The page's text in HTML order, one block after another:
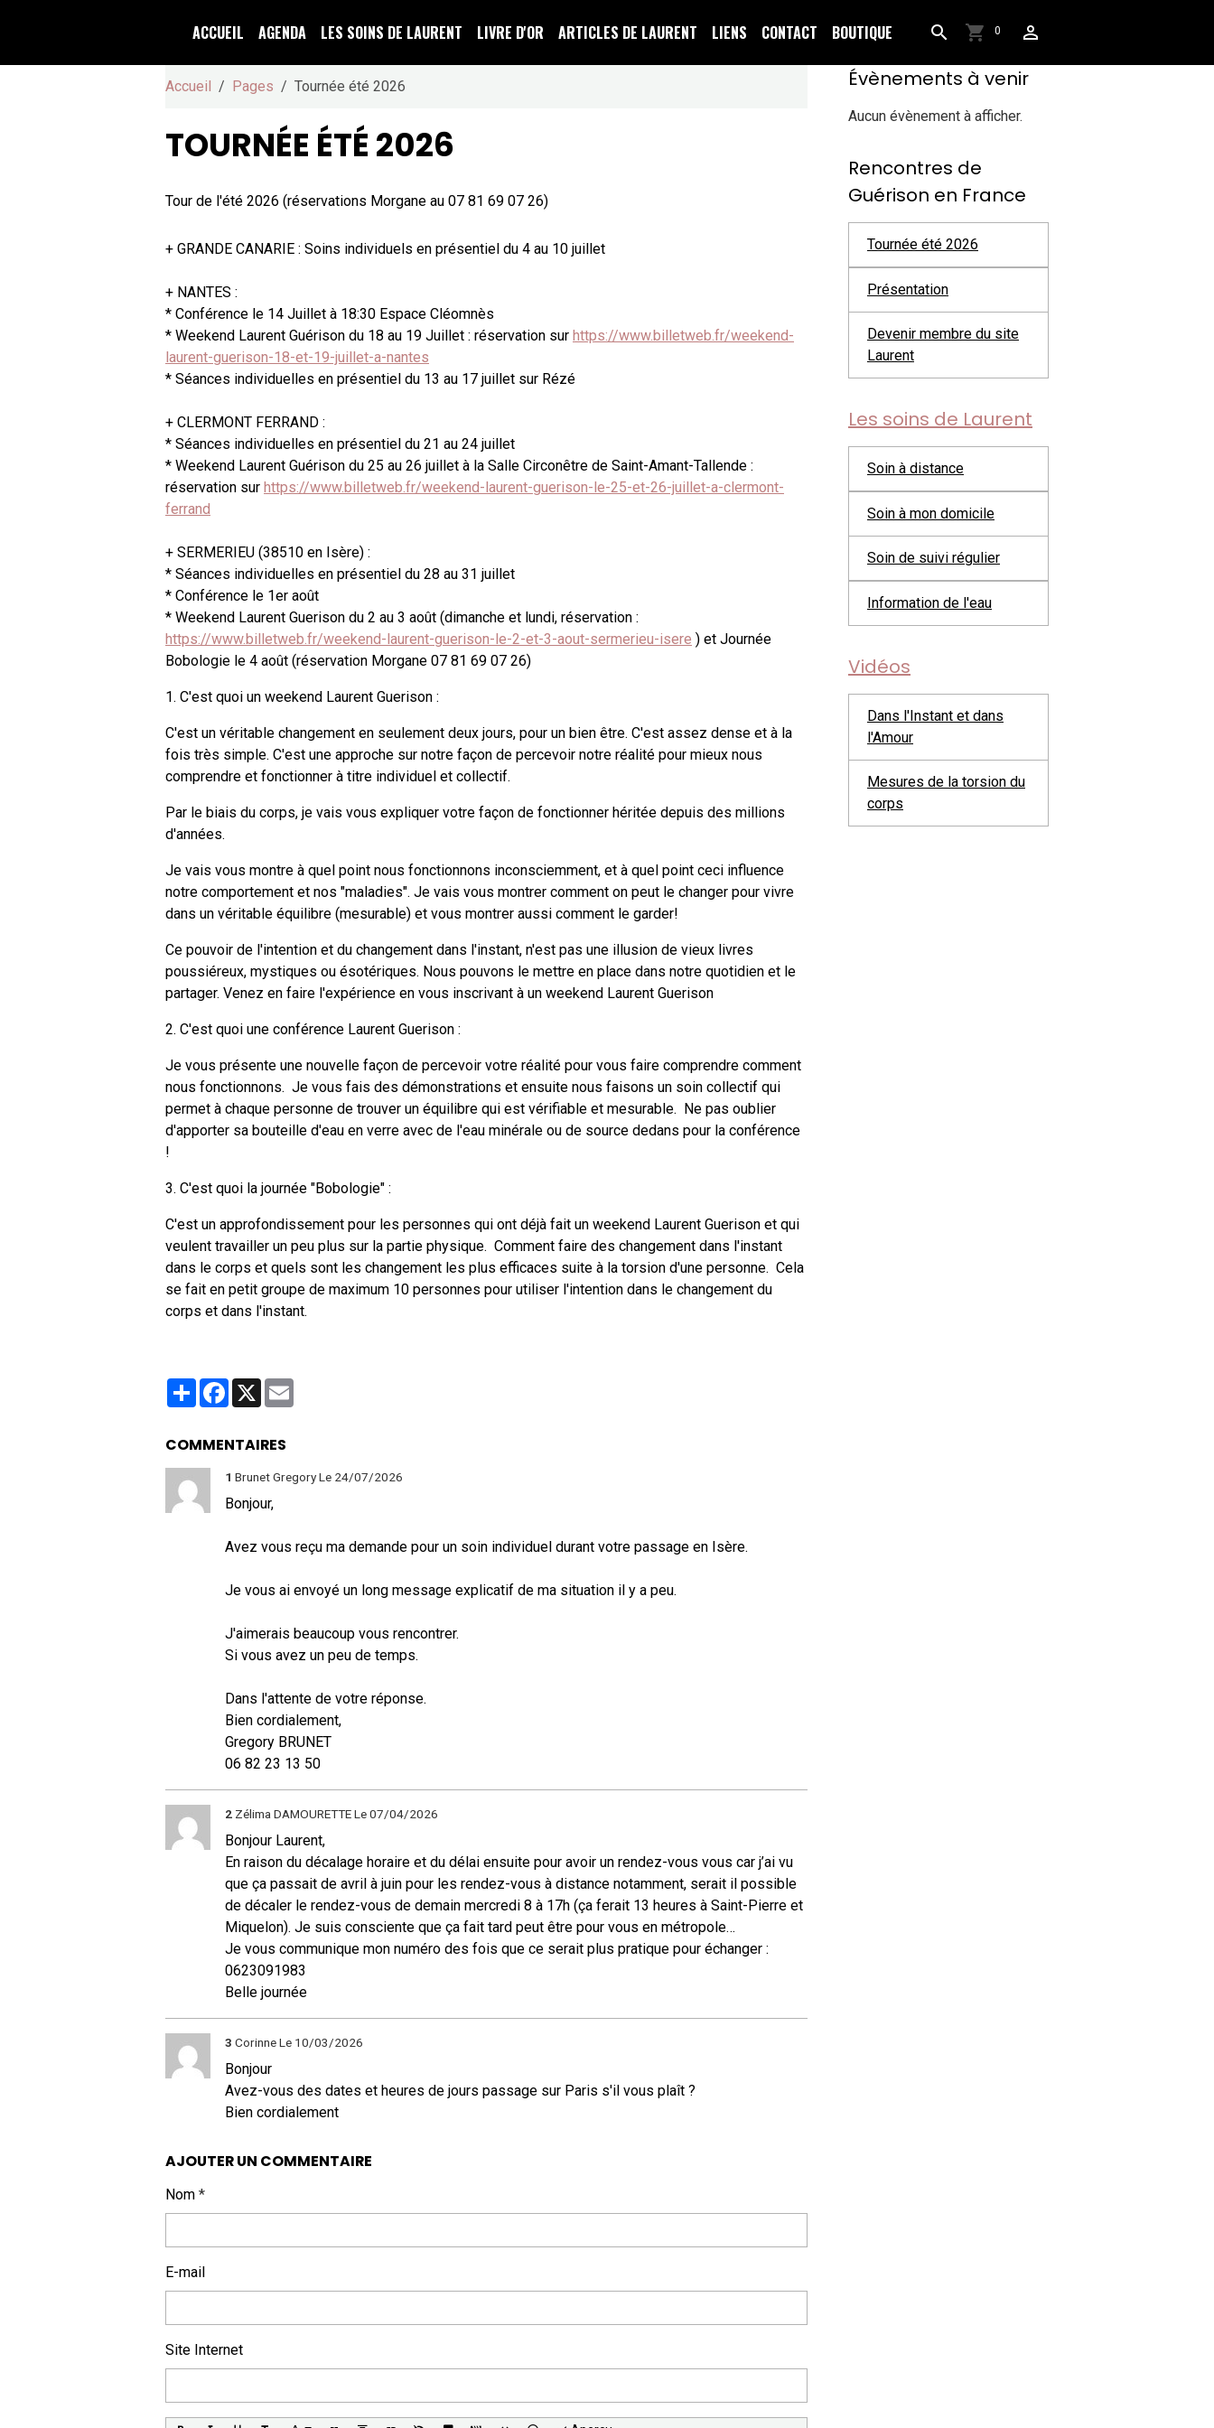
ACCUEIL AGENDA LES SOINS DE LAURENT LIVRE D'OR ARTICLES DE LAURENT LIENS CONTACT BOUTIQUE 0
Accueil Pages Tournée été 2026
TOURNÉE ÉTÉ 2026
Tour de l'été 2026 (réservations Morgane au 07 81 69 07 26)
+ GRANDE CANARIE : Soins individuels en présentiel du 4 au 10 juillet
+ NANTES :
* Conférence le 14 Juillet à 18:30 Espace Cléomnès
* Weekend Laurent Guérison du 18 au 19 Juillet : réservation sur https://www.billetweb.fr/weekend-
laurent-guerison-18-et-19-juillet-a-nantes
* Séances individuelles en présentiel du 13 au 17 juillet sur Rézé
+ CLERMONT FERRAND :
* Séances individuelles en présentiel du 21 au 24 juillet
* Weekend Laurent Guérison du 25 au 26 juillet à la Salle Circonêtre de Saint-Amant-Tallende :
réservation sur https://www.billetweb.fr/weekend-laurent-guerison-le-25-et-26-juillet-a-clermont-
ferrand
+ SERMERIEU (38510 en Isère) :
* Séances individuelles en présentiel du 28 au 31 juillet
* Conférence le 1er août
* Weekend Laurent Guerison du 2 au 3 août (dimanche et lundi, réservation :
https://www.billetweb.fr/weekend-laurent-guerison-le-2-et-3-aout-sermerieu-isere ) et Journée
Bobologie le 4 août (réservation Morgane 07 81 69 07 26)
1. C'est quoi un weekend Laurent Guerison :
C'est un véritable changement en seulement deux jours, pour un bien être. C'est assez dense et à la
fois très simple. C'est une approche sur notre façon de percevoir notre réalité pour mieux nous
comprendre et fonctionner à titre individuel et collectif.
Par le biais du corps, je vais vous expliquer votre façon de fonctionner héritée depuis des millions
d'années.
Je vais vous montre à quel point nous fonctionnons inconsciemment, et à quel point ceci influence
notre comportement et nos "maladies". Je vais vous montrer comment on peut le changer pour vivre
dans un véritable équilibre (mesurable) et vous montrer aussi comment le garder!
Ce pouvoir de l'intention et du changement dans l'instant, n'est pas une illusion de vieux livres
poussiéreux, mystiques ou ésotériques. Nous pouvons le mettre en place dans notre quotidien et le
partager. Venez en faire l'expérience en vous inscrivant à un weekend Laurent Guerison
2. C'est quoi une conférence Laurent Guerison :
Je vous présente une nouvelle façon de percevoir votre réalité pour vous faire comprendre comment
nous fonctionnons. Je vous fais des démonstrations et ensuite nous faisons un soin collectif qui
permet à chaque personne de trouver un équilibre qui est vérifiable et mesurable. Ne pas oublier
d'apporter sa bouteille d'eau en verre avec de l'eau minérale ou de source dedans pour la conférence
!
3. C'est quoi la journée "Bobologie" :
C'est un approfondissement pour les personnes qui ont déjà fait un weekend Laurent Guerison et qui
veulent travailler un peu plus sur la partie physique. Comment faire des changement dans l'instant
dans le corps et quels sont les changement les plus efficaces suite à la torsion d'une personne. Cela
se fait en petit groupe de maximum 10 personnes pour utiliser l'intention dans le changement du
corps et dans l'instant.
PartagerFacebook
X
COMMENTAIRES
1 Brunet GregoryLe 24/07/2026
Bonjour,
Avez vous reçu ma demande pour un soin individuel durant votre passage en Isère.
Je vous ai envoyé un long message explicatif de ma situation il y a peu.
J'aimerais beaucoup vous rencontrer.
Si vous avez un peu de temps.
Dans l'attente de votre réponse.
Bien cordialement,
Gregory BRUNET
06 82 23 13 50
2 Zélima DAMOURETTELe 07/04/2026
Bonjour Laurent,
En raison du décalage horaire et du délai ensuite pour avoir un rendez-vous vous car j’ai vu
que ça passait de avril à juin pour les rendez-vous à distance notamment, serait il possible
de décaler le rendez-vous de demain mercredi 8 à 17h (ça ferait 13 heures à Saint-Pierre et
Miquelon). Je suis consciente que ça fait tard peut être pour vous en métropole…
Je vous communique mon numéro des fois que ce serait plus pratique pour échanger :
0623091983
Belle journée
3 CorinneLe 10/03/2026
Bonjour
Avez-vous des dates et heures de jours passage sur Paris s'il vous plaît ?
Bien cordialement
AJOUTER UN COMMENTAIRE
Nom
E-mail
Site Internet
Évènements à venir
Aucun évènement à afficher.
Rencontres de
Guérison en France
Tournée été 2026
Présentation
Devenir membre du site
Laurent
Les soins de Laurent
Soin à distance
Soin à mon domicile
Soin de suivi régulier
Information de l'eau
Vidéos
Dans l'Instant et dans
l'Amour
Mesures de la torsion du
corps